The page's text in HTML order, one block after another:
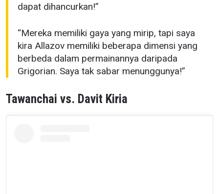
dapat dihancurkan!”
“Mereka memiliki gaya yang mirip, tapi saya
kira Allazov memiliki beberapa dimensi yang
berbeda dalam permainannya daripada
Grigorian. Saya tak sabar menunggunya!”
Tawanchai vs. Davit Kiria